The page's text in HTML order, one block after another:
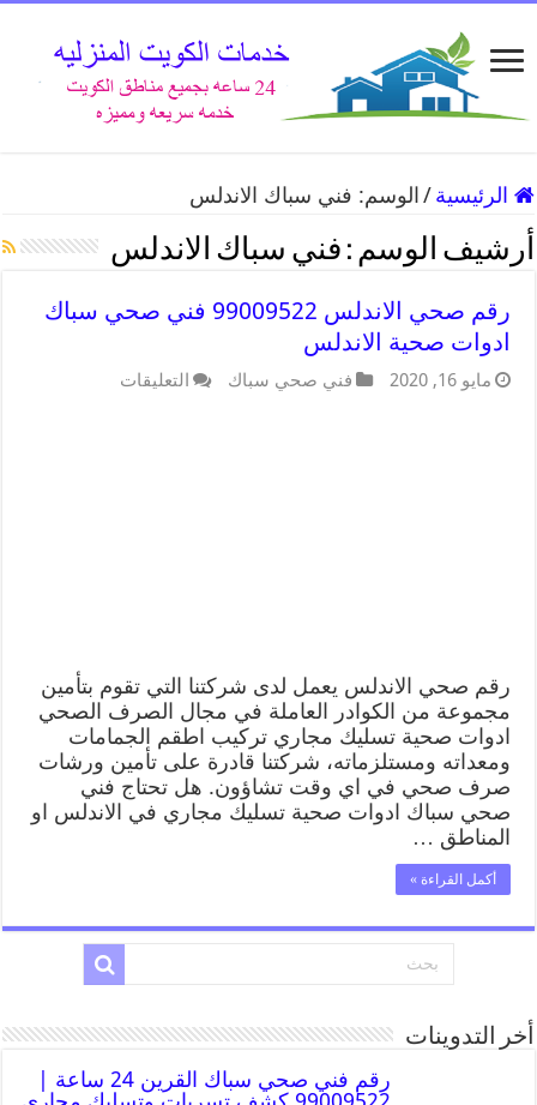
الرئيسية / الوسم: فني سباك الاندلس
أرشيف الوسم : فني سباك الاندلس
رقم صحي الاندلس 99009522 فني صحي سباك
ادوات صحية الاندلس
مايو 16, 2020 فني صحي سباك التعليقات
رقم صحي الاندلس يعمل لدى شركتنا التي تقوم بتأمين
مجموعة من الكوادر العاملة في مجال الصرف الصحي
ادوات صحية تسليك مجاري تركيب اطقم الجمامات
ومعداته ومستلزماته، شركتنا قادرة على تأمين ورشات
صرف صحي في اي وقت تشاؤون. هل تحتاج فني
صحي سباك ادوات صحية تسليك مجاري في الاندلس او
المناطق …
أكمل القراءة »
أخر التدوينات
رقم فني صحي سباك القرين 24 ساعة |